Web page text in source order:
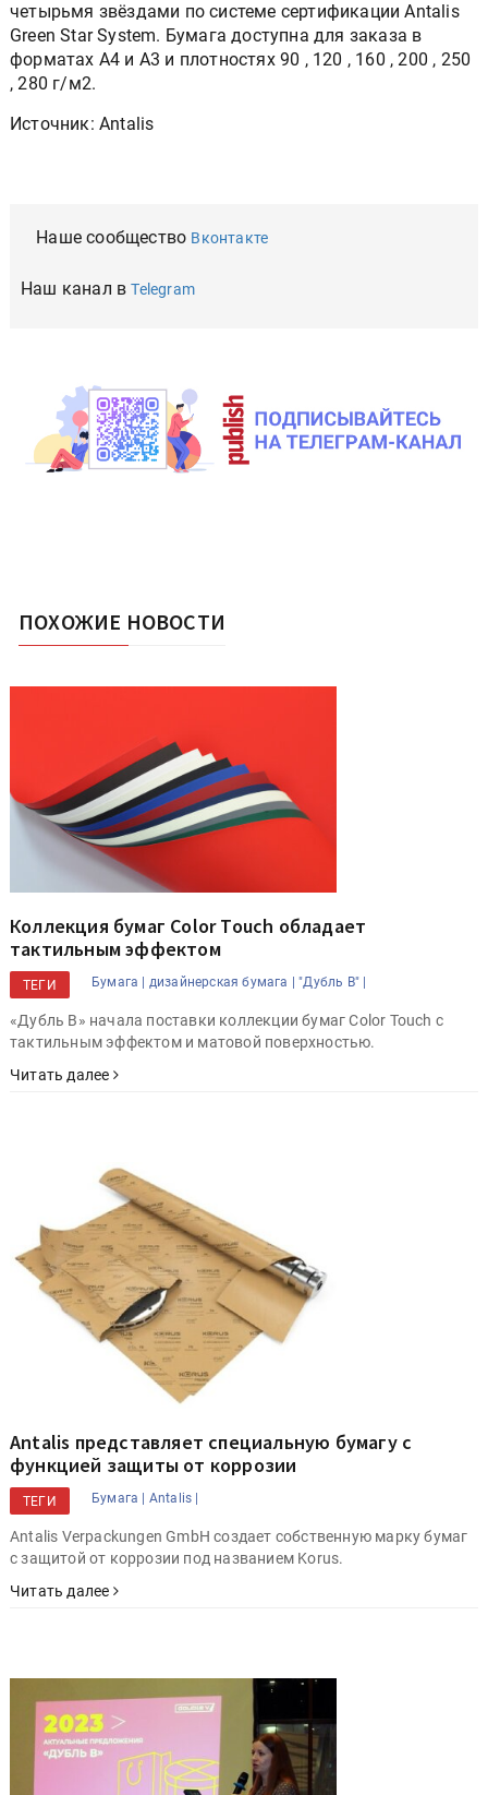
четырьмя звёздами по системе сертификации Antalis
Green Star System. Бумага доступна для заказа в
форматах А4 и А3 и плотностях 90 , 120 , 160 , 200 , 250
, 280 г/м2.
Источник: Antalis
Наше сообщество Вконтакте
Наш канал вTelegram
ПОХОЖИЕ НОВОСТИ
Коллекция бумаг Color Touch обладает
тактильным эффектом
ТЕГИ Бумага | дизайнерская бумага | "Дубль В" |
«Дубль В» начала поставки коллекции бумаг Color Touch с
тактильным эффектом и матовой поверхностью.
Читать далее
Antalis представляет специальную бумагу с
функцией защиты от коррозии
ТЕГИ Бумага | Antalis |
Antalis Verpackungen GmbH создает собственную марку бумаг
с защитой от коррозии под названием Korus.
Читать далее